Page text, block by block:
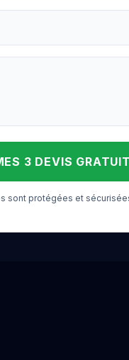
3 DEVIS
sont protégées et